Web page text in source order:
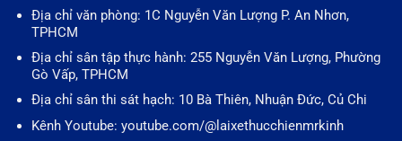
Địa chỉ văn phòng: 1C Nguyễn Văn Lượng P. An Nhơn,
TPHCM
Địa chỉ sân tập thực hành: 255 Nguyễn Văn Lượng, Phường
Gò Vấp, TPHCM
Địa chỉ sân thi sát hạch: 10 Bà Thiên, Nhuận Đức, Củ Chi
Kênh Youtube: youtube.com/@laixethucchienmrkinh